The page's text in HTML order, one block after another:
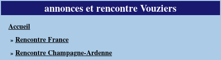
annonces et rencontre Vouziers
Accueil
» Rencontre France
» Rencontre Champagne-Ardenne